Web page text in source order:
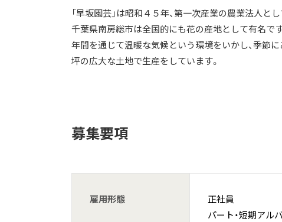
「早坂園芸」は昭和４５年、第一次産業の農業法人と
千葉県南房総市は全国的にも花の産地として有名です
年間を通じて温暖な気候という環境をいかし、季節
坪の広大な土地で生産をしています。
募集要項
雇用形態
正社員
パート・短期アル